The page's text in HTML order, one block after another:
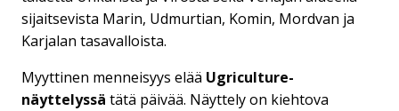
sijaitsevista Marin, Udmurtian, Komin, Mordvan ja
Karjalan tasavalloista.
Myyttinen menneisyys elää Ugriculture-
näyttelyssä tätä päivää. Näyttely on kiehtova